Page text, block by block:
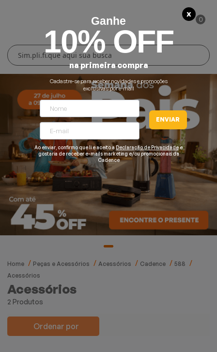
0
Home Peças e Acessórios Acessórios Cadence
588
Acessórios
Acessórios
2 Produtos
Ordenar por
X
Ganhe
10% OFF
na primeira compra
Cadastre-se para receber novidades e promoções
exclusivas por e-mail
ENVIAR
Ao enviar, confirmo que li e aceito a Declaração de Privacidadee
gostaria de receber e-mails marketing e/ou promocionais da
Cadence
Cozinha
Blenders
Liquidificadores
Grills e Sanduicheiras
Chaleiras Elétricas
Cafeteiras
Fritadeiras
Mixers
Coifas
Churrasqueiras
Panelas Elétricas
Lar
Ferros e Passadeiras
Conforto Térmico
Aquecedores
Climatizadores
Ventiladores
Cuidados Pessoais
Escovas Secadoras
Secadores
Cortadores de Cabelo
Pranchas